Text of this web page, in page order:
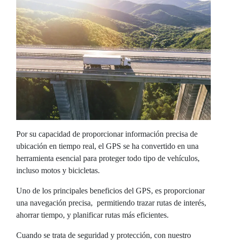
Por su capacidad de proporcionar información precisa de
ubicación en tiempo real, el GPS se ha convertido en una
herramienta esencial para proteger todo tipo de vehículos,
incluso motos y bicicletas.
Uno de los principales beneficios del GPS, es proporcionar
una navegación precisa, permitiendo trazar rutas de interés,
ahorrar tiempo, y planificar rutas más eficientes.
Cuando se trata de seguridad y protección, con nuestro
Continuar